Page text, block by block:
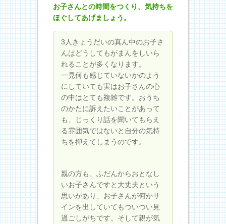
お子さんとの時間をつくり、気持ちを
ほぐしてあげましょう。
3人きょうだいの真ん中のお子さ
んはどうしてもがまんをしいら
れることが多くなります。
一見何も感じていないかのよう
にしていても実はお子さんの心
の中はとても複雑です。おうち
のかたに訴えたいことがあって
も、じっくり話を聞いてもらえ
る雰囲気ではないと自分の気持
ちを抑えてしまうのです。
親の方も、ふだんからおとなし
いお子さんですと大丈夫という
思いがあり、お子さんが何かサ
インを出していてもついつい見
過ごしがちです。そして親が気